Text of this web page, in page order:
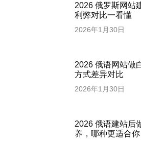
2026 俄罗斯网站
利弊对比一看懂
2026年1月30日
2026 俄语网站做
方式差异对比
2026年1月30日
2026 俄语建站后
养，哪种更适合你